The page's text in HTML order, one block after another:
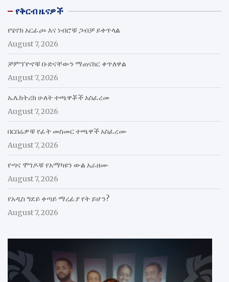
የቅርብ ዜናዎች
የሄኖክ አርፊጮ እና ነብሮቹ ጋብቻ ይቀጥላል
August 7, 2026
ቻምፕዮኖቹ ቡድናቸውን ማጠናከር ቀጥለዋል
August 7, 2026
ኤሌክትሪክ ሁለት ተጫዋቾች አስፈረመ
August 7, 2026
በርበሬዎቹ የፊት መስመር ተጫዋች አስፈረሙ
August 7, 2026
የጣና ሞገዶቹ የአማካዩን ውል አራዘሙ
August 7, 2026
የአዲስ ግደይ ቀጣይ ማረፊያ የት ይሆን?
August 7, 2026